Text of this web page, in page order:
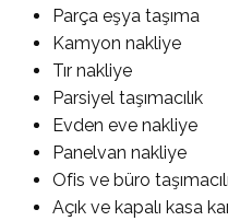
Parça eşya taşıma
Kamyon nakliye
Tır nakliye
Parsiyel taşımacılık
Evden eve nakliye
Panelvan nakliye
Ofis ve büro
Açık ve kapalı kasa